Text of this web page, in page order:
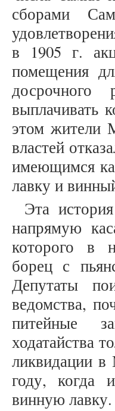
сборами
в 1905 г.
помещения
досрочного
выплачивать
этом жители
властей
имеющимся
лавку и
Эта
напрямую
которого в
борец с
Депутаты
ведомства,
питейные
ходатайства
ликвидации в
году, когда
винную лавку.